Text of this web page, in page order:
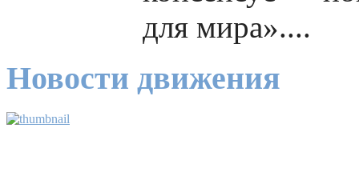
для мира»....
Новости движения